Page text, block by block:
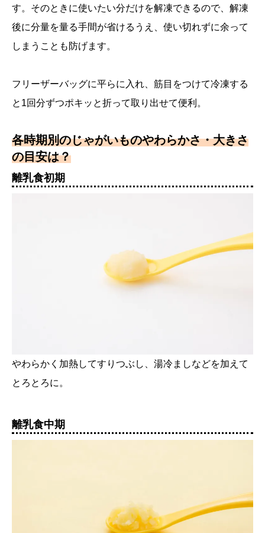
す。そのときに使いたい分だけを解凍できるので、解凍
後に分量を量る手間が省けるうえ、使い切れずに余って
しまうことも防げます。
フリーザーバッグに平らに入れ、筋目をつけて冷凍する
と1回分ずつポキッと折って取り出せて便利。
各時期別のじゃがいものやわらかさ・大きさ
の目安は？
離乳食初期
やわらかく加熱してすりつぶし、湯冷ましなどを加えて
とろとろに。
離乳食中期